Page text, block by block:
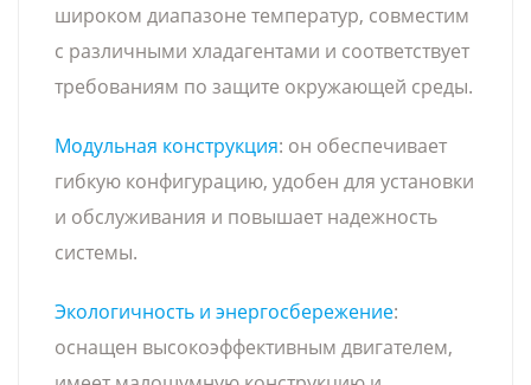
широком диапазоне температур, совместим
с различными хладагентами и соответствует
требованиям по защите окружающей среды.
Модульная конструкция: он обеспечивает
гибкую конфигурацию, удобен для установки
и обслуживания и повышает надежность
системы.
Экологичность и энергосбережение:
оснащен высокоэффективным двигателем,